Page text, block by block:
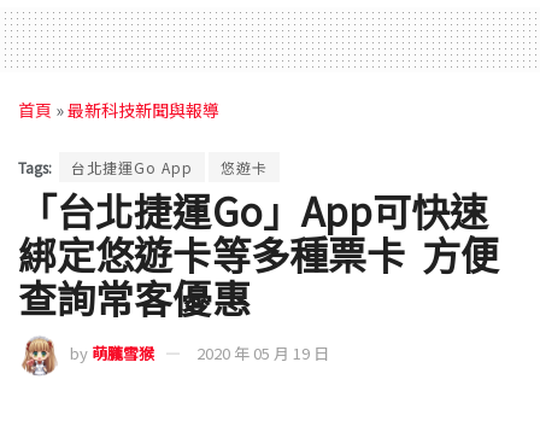
首頁 »最新科技新聞與報導
Tags: 台北捷運Go App 悠遊卡
「台北捷運Go」App可快速
綁定悠遊卡等多種票卡 方便
查詢常客優惠
by 萌朧雪猴 2020 年 05 月 19 日